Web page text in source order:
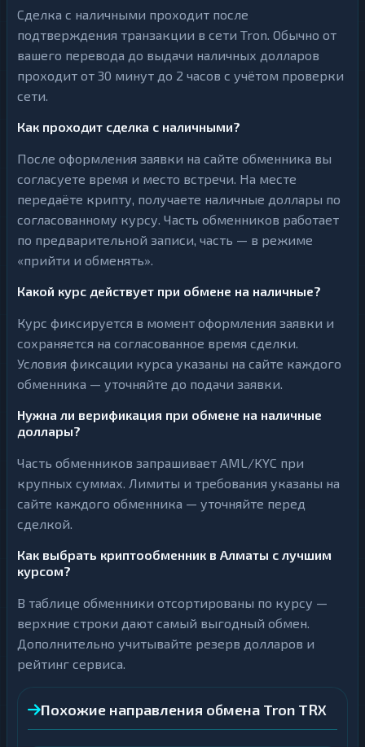
Сделка с наличными проходит после
подтверждения транзакции в сети Tron. Обычно от
вашего перевода до выдачи наличных долларов
проходит от 30 минут до 2 часов с учётом проверки
сети.
Как проходит сделка с наличными?
После оформления заявки на сайте обменника вы
согласуете время и место встречи. На месте
передаёте крипту, получаете наличные доллары по
согласованному курсу. Часть обменников работает
по предварительной записи, часть — в режиме
«прийти и обменять».
Какой курс действует при обмене на наличные?
Курс фиксируется в момент оформления заявки и
сохраняется на согласованное время сделки.
Условия фиксации курса указаны на сайте каждого
обменника — уточняйте до подачи заявки.
Нужна ли верификация при обмене на наличные
доллары?
Часть обменников запрашивает AML/KYC при
крупных суммах. Лимиты и требования указаны на
сайте каждого обменника — уточняйте перед
сделкой.
Как выбрать криптообменник в Алматы с лучшим
курсом?
В таблице обменники отсортированы по курсу —
верхние строки дают самый выгодный обмен.
Дополнительно учитывайте резерв долларов и
рейтинг сервиса.
Похожие направления обмена Tron TRX